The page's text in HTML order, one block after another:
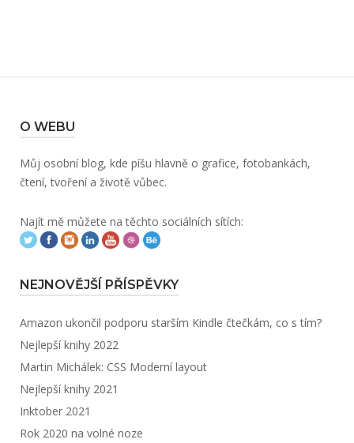
O WEBU
Můj osobní blog, kde píšu hlavně o grafice, fotobankách,
čtení, tvoření a životě vůbec.
Najít mě můžete na těchto sociálních sítích:
NEJNOVĚJŠÍ PŘÍSPĚVKY
Amazon ukončil podporu starším Kindle čtečkám, co s tím?
Nejlepší knihy 2022
Martin Michálek: CSS Moderní layout
Nejlepší knihy 2021
Inktober 2021
Rok 2020 na volné noze